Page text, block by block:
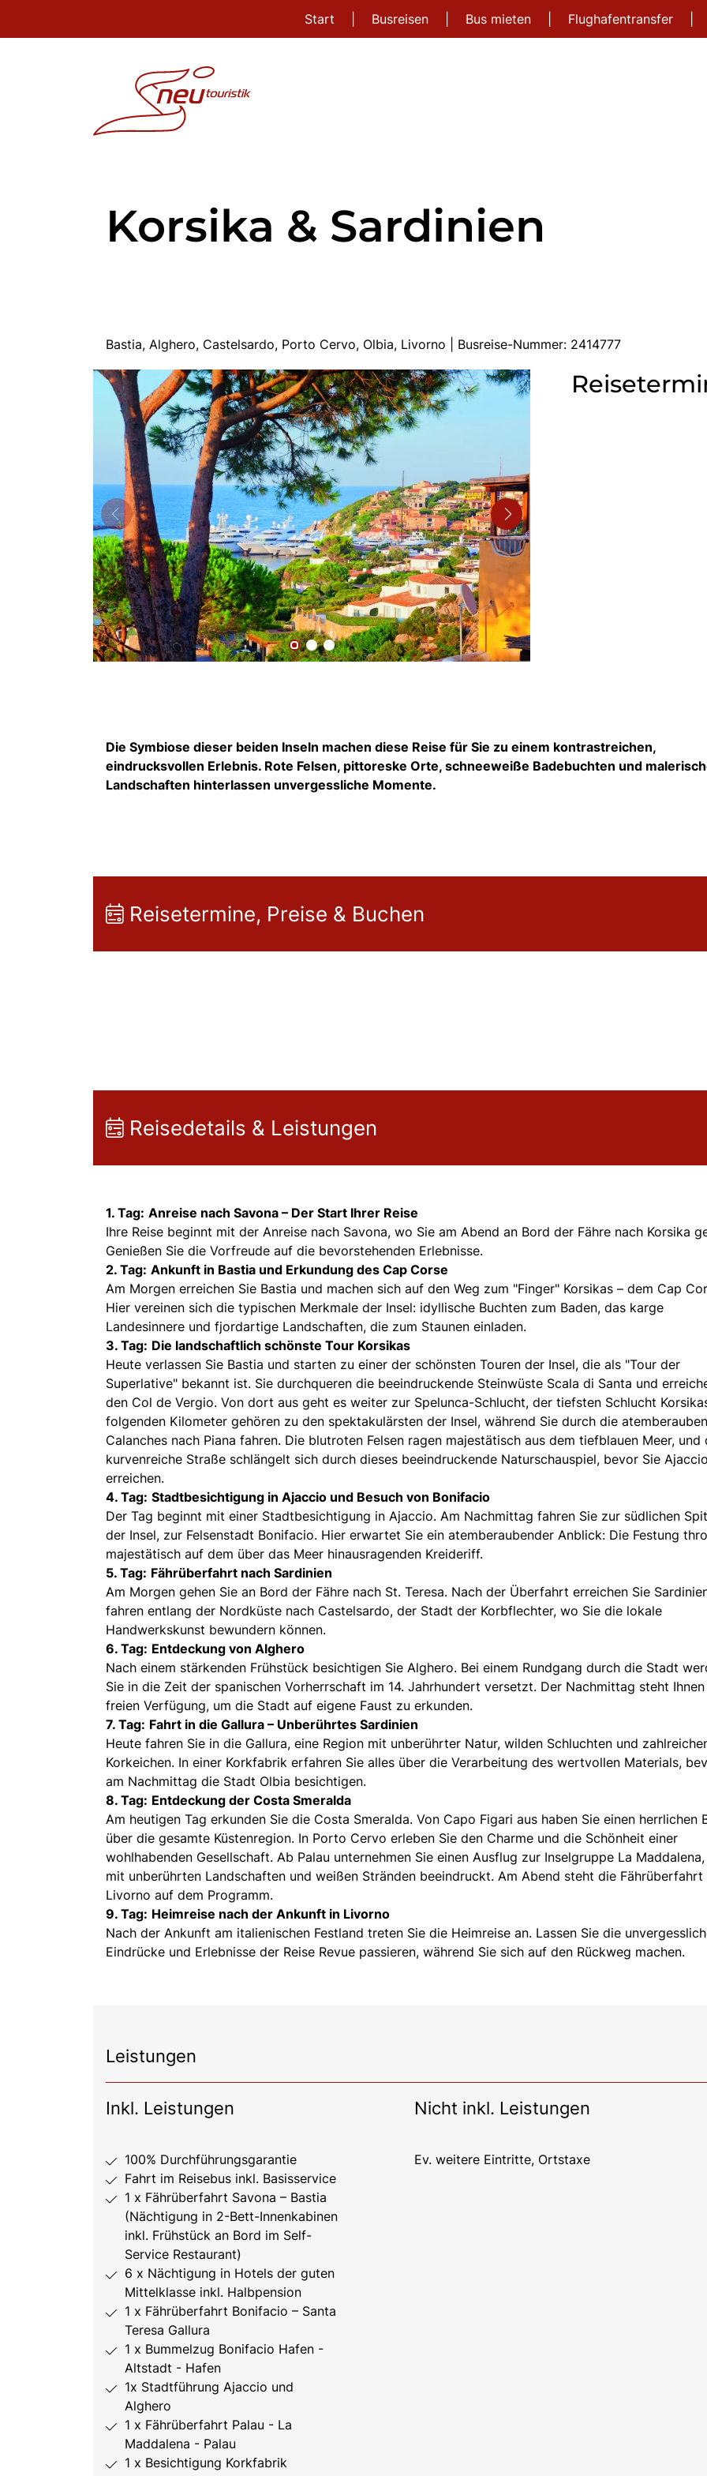
Start Busreisen Bus mieten Flughafentransfer
Korsika & Sardinien
Bastia, Alghero, Castelsardo, Porto Cervo, Olbia, Livorno | Busreise-Nummer: 2414777
Die Symbiose dieser beiden Inseln machen diese Reise für Sie zu einem kontrastreichen,
eindrucksvollen Erlebnis. Rote Felsen, pittoreske Orte, schneeweiße Badebuchten und
Landschaften hinterlassen unvergessliche Momente.
Reisetermine, Preise & Buchen
Reisedetails & Leistungen
1. Tag: Anreise nach Savona – Der Start Ihrer Reise
Ihre Reise beginnt mit der Anreise nach Savona, wo Sie am Abend an Bord der Fähre nach Korsika
Genießen Sie die Vorfreude auf die bevorstehenden Erlebnisse.
2. Tag: Ankunft in Bastia und Erkundung des Cap Corse
Am Morgen erreichen Sie Bastia und machen sich auf den Weg zum "Finger" Korsikas – dem Cap
Hier vereinen sich die typischen Merkmale der Insel: idyllische Buchten zum Baden, das karge
Landesinnere und fjordartige Landschaften, die zum Staunen einladen.
3. Tag: Die landschaftlich schönste Tour Korsikas
Heute verlassen Sie Bastia und starten zu einer der schönsten Touren der Insel, die als "Tour der
Superlative" bekannt ist. Sie durchqueren die beeindruckende Steinwüste Scala di Santa und
den Col de Vergio. Von dort aus geht es weiter zur Spelunca-Schlucht, der tiefsten Schlucht
folgenden Kilometer gehören zu den spektakulärsten der Insel, während Sie durch die
Calanches nach Piana fahren. Die blutroten Felsen ragen majestätisch aus dem tiefblauen Meer, und
kurvenreiche Straße schlängelt sich durch dieses beeindruckende Naturschauspiel, bevor Sie
erreichen.
4. Tag: Stadtbesichtigung in Ajaccio und Besuch von Bonifacio
Der Tag beginnt mit einer Stadtbesichtigung in Ajaccio. Am Nachmittag fahren Sie zur südlichen
der Insel, zur Felsenstadt Bonifacio. Hier erwartet Sie ein atemberaubender Anblick: Die Festung
majestätisch auf dem über das Meer hinausragenden Kreideriff.
5. Tag: Fährüberfahrt nach Sardinien
Am Morgen gehen Sie an Bord der Fähre nach St. Teresa. Nach der Überfahrt erreichen Sie
fahren entlang der Nordküste nach Castelsardo, der Stadt der Korbflechter, wo Sie die lokale
Handwerkskunst bewundern können.
6. Tag: Entdeckung von Alghero
Nach einem stärkenden Frühstück besichtigen Sie Alghero. Bei einem Rundgang durch die Stadt
Sie in die Zeit der spanischen Vorherrschaft im 14. Jahrhundert versetzt. Der Nachmittag steht
freien Verfügung, um die Stadt auf eigene Faust zu erkunden.
7. Tag: Fahrt in die Gallura – Unberührtes Sardinien
Heute fahren Sie in die Gallura, eine Region mit unberührter Natur, wilden Schluchten und
Korkeichen. In einer Korkfabrik erfahren Sie alles über die Verarbeitung des wertvollen Materials,
am Nachmittag die Stadt Olbia besichtigen.
8. Tag: Entdeckung der Costa Smeralda
Am heutigen Tag erkunden Sie die Costa Smeralda. Von Capo Figari aus haben Sie einen herrlichen
über die gesamte Küstenregion. In Porto Cervo erleben Sie den Charme und die Schönheit einer
wohlhabenden Gesellschaft. Ab Palau unternehmen Sie einen Ausflug zur Inselgruppe La
mit unberührten Landschaften und weißen Stränden beeindruckt. Am Abend steht die Fährüberfahrt
Livorno auf dem Programm.
9. Tag: Heimreise nach der Ankunft in Livorno
Nach der Ankunft am italienischen Festland treten Sie die Heimreise an. Lassen Sie die
Eindrücke und Erlebnisse der Reise Revue passieren, während Sie sich auf den Rückweg machen.
Leistungen
Inkl. Leistungen
100% Durchführungsgarantie
Fahrt im Reisebus inkl. Basisservice
1 x Fährüberfahrt Savona – Bastia
(Nächtigung in 2-Bett-Innenkabinen
inkl. Frühstück an Bord im Self-
Service Restaurant)
6 x Nächtigung in Hotels der guten
Mittelklasse inkl. Halbpension
1 x Fährüberfahrt Bonifacio – Santa
Teresa Gallura
1 x Bummelzug Bonifacio Hafen -
Altstadt - Hafen
1x Stadtführung Ajaccio und
Alghero
1 x Fährüberfahrt Palau - La
Maddalena - Palau
1 x Besichtigung Korkfabrik
Nicht inkl. Leistungen
Ev. weitere Eintritte, Ortstaxe